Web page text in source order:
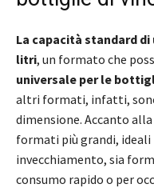
La capacità standard
litri, un formato che
universale per le
altri formati, infatti,
dimensione. Accanto
formati più grandi, ideali
invecchiamento, sia
consumo rapido o per